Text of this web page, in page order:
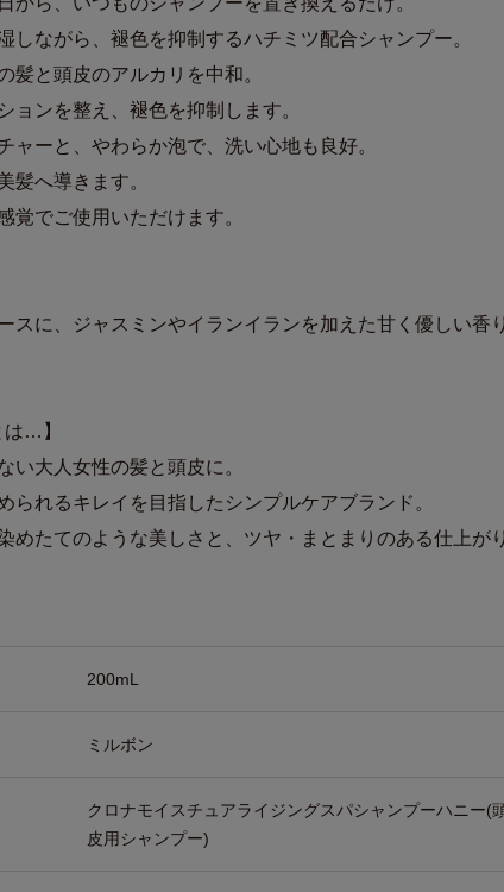
しながら、褪色を抑制するハチミツ配合シャンプー。
髪と頭皮のアルカリを中和。
ョンを整え、褪色を抑制します。
ャーと、やわらか泡で、洗い心地も良好。
髪へ導きます。
覚でご使用いただけます。
スに、ジャスミンやイランイランを加えた甘く優しい香
は…】
い大人女性の髪と頭皮に。
られるキレイを目指したシンプルケアブランド。
めたてのような美しさと、ツヤ・まとまりのある仕上がり
200mL
ミルボン
クロナモイスチュアライジングスパシャンプーハニー(
皮用シャンプー)